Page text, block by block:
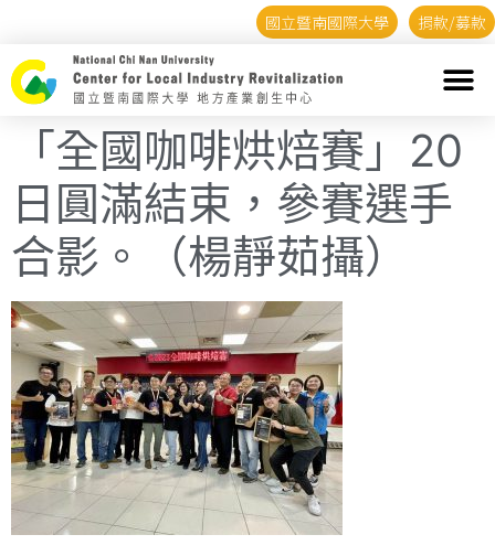
國立暨南國際大學 捐款/募款
「全國咖啡烘焙賽」20
日圓滿結束，參賽選手
合影。（楊靜茹攝）